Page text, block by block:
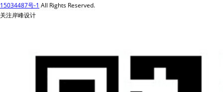
15034487号-1 All Rights Reserved.
关注岸峰设计